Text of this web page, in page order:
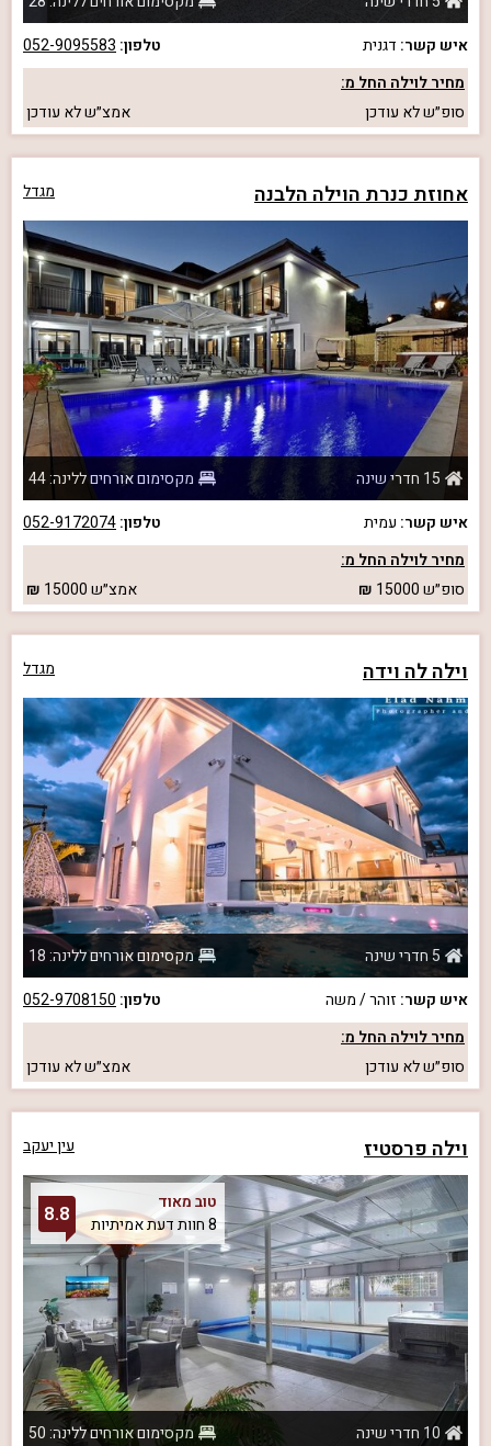
איש קשר: דגנית טלפון: 052-9095583
מחיר לוילה החל מ:
סופ״שלא עודכן אמצ״שלא עודכן
אחוזת כנרת הוילה הלבנה מגדל
15 חדרי שינה
מקסימום אורחים ללינה: 44
איש קשר: עמית טלפון:052-9172074
מחיר לוילה החל מ:
סופ״ש15000 אמצ״ש15000
וילה לה וידה מגדל
5 חדרי שינה
מקסימום אורחים ללינה: 18
איש קשר: זוהר / משה טלפון: 052-9708150
מחיר לוילה החל מ:
סופ״שלא עודכן אמצ״שלא עודכן
וילה פרסטיז עין יעקב
טוב מאוד
8 חוות דעת אמיתיות
8.8
10 חדרי שינה
מקסימום אורחים ללינה: 50